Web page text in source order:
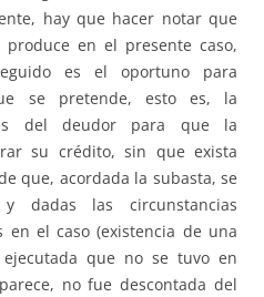
hay que hacer notar que
en el presente caso,
es el oportuno para
se pretende, esto es, la
del deudor para que la
su crédito, sin que exista
que, acordada la subasta, se
y dadas las circunstancias
en el caso (existencia de una
que no se tuvo en
no fue descontada del